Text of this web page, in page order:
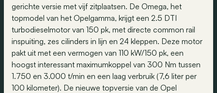
gerichte versie met vijf zitplaatsen. De Omega, het
topmodel van het Opelgamma, krijgt een 2.5 DTI
turbodieselmotor van 150 pk, met directe common rail
inspuiting, zes cilinders in lijn en 24 kleppen. Deze motor
pakt uit met een vermogen van 110 kW/150 pk, een
hoogst interessant maximumkoppel van 300 Nm tussen
1.750 en 3.000 t/min en een laag verbruik (7,6 liter per
100 kilometer). De nieuwe topversie van de Opel